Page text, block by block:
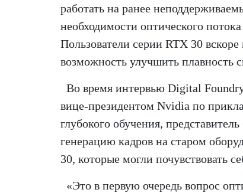
работать на ранее
необходимости оптического
Пользователи серии RTX 30
возможность улучшить плавность
Во время интервью Digital
вице-президентом Nvidia по
глубокого обучения,
генерацию кадров на старом
30, которые могли почувствовать
«Это в первую очередь вопрос